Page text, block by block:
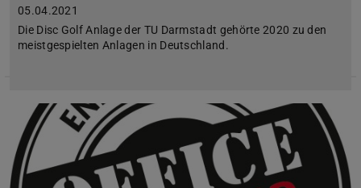
05.04.2021
Die Disc Golf Anlage der TU Darmstadt gehörte 2020 zu den
meistgespielten Anlagen in Deutschland.